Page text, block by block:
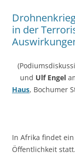
in der
und Ulf Engel
Haus, Bochumer
In Afrika findet
Öffentlichkeit